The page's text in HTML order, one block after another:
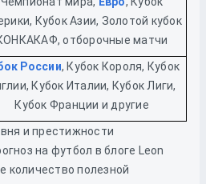
Кубок Азии, Золотой кубок
отборочные матчи
России, Кубок Короля, Кубок
Кубок Италии, Кубок Лиги,
Кубок Франции и другие
и престижности
на футбол в блоге Leon
количество полезной